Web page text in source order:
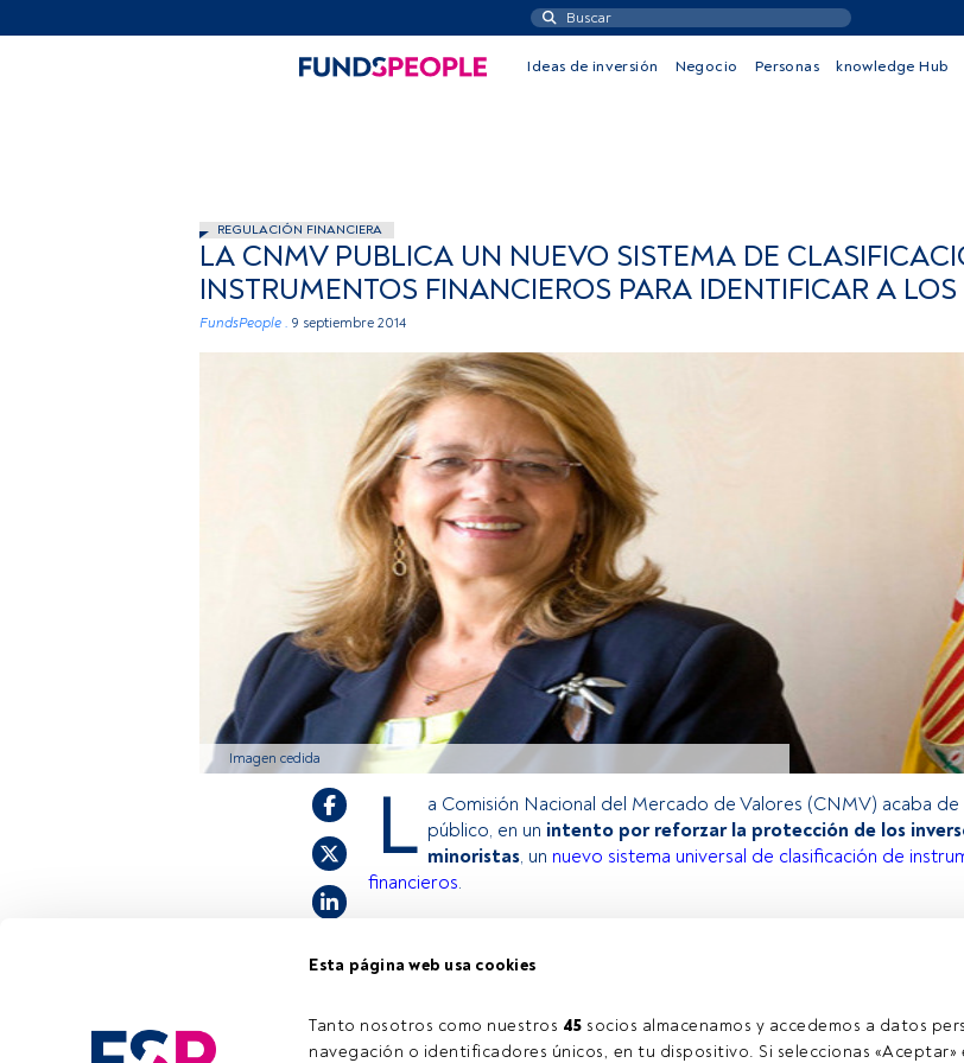
Esta página web usa cookies
Tanto nosotros como nuestros 45 socios almacenamos y accedemos a datos
navegación o identificadores únicos, en tu dispositivo. Si seleccionas
Ideas de inversión Negocio Personas knowledge Hub
REGULACIÓN FINANCIERA
LA CNMV PUBLICA UN NUEVO SISTEMA DE
INSTRUMENTOS FINANCIEROS PARA IDENTIFICAR A
FundsPeople . 9 septiembre 2014
Imagen cedida
L a Comisión Nacional del Mercado de Valores (CNMV) acaba de
público, en un intento por reforzar la protección de los
minoristas, un nuevo sistema universal de clasificación de
financieros.
Este es un artículo exclusivo para los usuarios registrados de
invitamos a registrarte y disfrutar de todo el universo que ofrece
Accede a FundsPeople